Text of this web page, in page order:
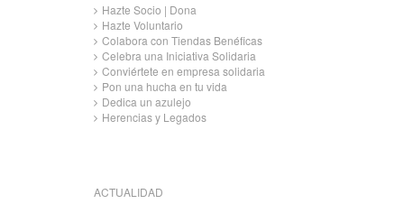
Hazte Socio | Dona
Hazte Voluntario
Colabora con Tiendas Benéficas
Celebra una Iniciativa Solidaria
Conviértete en empresa solidaria
Pon una hucha en tu vida
Dedica un azulejo
Herencias y Legados
ACTUALIDAD